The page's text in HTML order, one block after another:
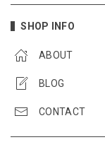
SHOP INFO
ABOUT
BLOG
CONTACT